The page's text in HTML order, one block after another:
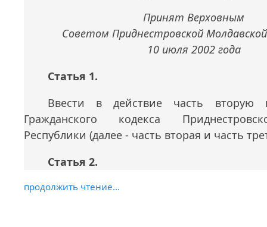
Принят Верховным
Советом Приднестровской Молдавской
10 июля 2002 года
Статья 1.
Ввести в действие часть вторую
Гражданского кодекса
Республики (далее - часть вторая и часть
Статья 2.
продолжить чтение...